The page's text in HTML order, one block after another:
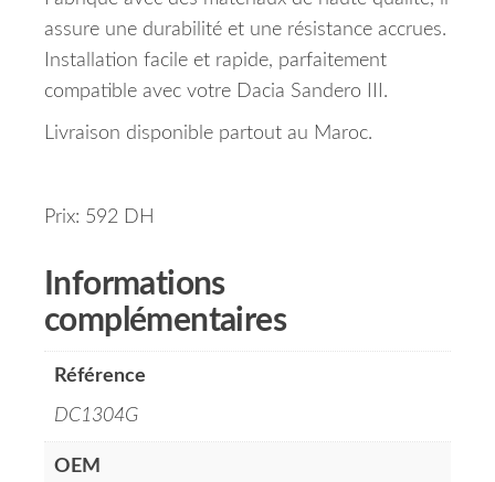
assure une durabilité et une résistance accrues.
Installation facile et rapide, parfaitement
compatible avec votre Dacia Sandero III.
Livraison disponible partout au Maroc.
Prix: 592 DH
Informations
complémentaires
Référence
DC1304G
OEM